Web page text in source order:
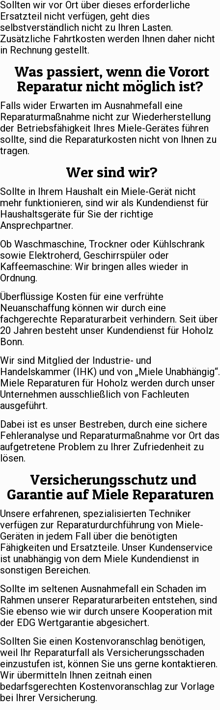
Sollten wir vor Ort über dieses erforderliche
Ersatzteil nicht verfügen, geht dies
selbstverständlich nicht zu Ihren Lasten.
Zusätzliche Fahrtkosten werden Ihnen daher nicht
in Rechnung gestellt.
Was passiert, wenn die Vorort
Reparatur nicht möglich ist?
Falls wider Erwarten im Ausnahmefall eine
Reparaturmaßnahme nicht zur Wiederherstellung
der Betriebsfähigkeit Ihres Miele-Gerätes führen
sollte, sind die Reparaturkosten nicht von Ihnen zu
tragen.
Wer sind wir?
Sollte in Ihrem Haushalt ein Miele-Gerät nicht
mehr funktionieren, sind wir als Kundendienst für
Haushaltsgeräte für Sie der richtige
Ansprechpartner.
Ob Waschmaschine, Trockner oder Kühlschrank
sowie Elektroherd, Geschirrspüler oder
Kaffeemaschine: Wir bringen alles wieder in
Ordnung.
Überflüssige Kosten für eine verfrühte
Neuanschaffung können wir durch eine
fachgerechte Reparaturarbeit verhindern. Seit über
20 Jahren besteht unser Kundendienst für Hoholz
Bonn.
Wir sind Mitglied der Industrie- und
Handelskammer (IHK) und von „Miele Unabhängig“.
Miele Reparaturen für Hoholz werden durch unser
Unternehmen ausschließlich von Fachleuten
ausgeführt.
Dabei ist es unser Bestreben, durch eine sichere
Fehleranalyse und Reparaturmaßnahme vor Ort das
aufgetretene Problem zu Ihrer Zufriedenheit zu
lösen.
Versicherungsschutz und
Garantie auf Miele Reparaturen
Unsere erfahrenen, spezialisierten Techniker
verfügen zur Reparaturdurchführung von Miele-
Geräten in jedem Fall über die benötigten
Fähigkeiten und Ersatzteile. Unser Kundenservice
ist unabhängig von dem Miele Kundendienst in
sonstigen Bereichen.
Sollte im seltenen Ausnahmefall ein Schaden im
Rahmen unserer Reparaturarbeiten entstehen, sind
Sie ebenso wie wir durch unsere Kooperation mit
der EDG Wertgarantie abgesichert.
Sollten Sie einen Kostenvoranschlag benötigen,
weil Ihr Reparaturfall als Versicherungsschaden
einzustufen ist, können Sie uns gerne kontaktieren.
Wir übermitteln Ihnen zeitnah einen
bedarfsgerechten Kostenvoranschlag zur Vorlage
bei Ihrer Versicherung.